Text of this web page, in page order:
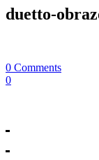
duetto-
0 Comments
0